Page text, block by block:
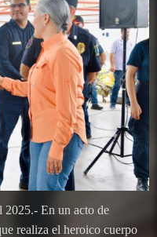
2025.- En un acto de
realiza el heroico cuerpo